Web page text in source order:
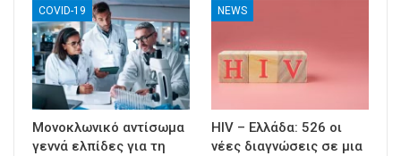
COVID-19
Μονοκλωνικό αντίσωμα
γεννά ελπίδες για τη
NEWS
HIV – Ελλάδα: 526 οι
νέες διαγνώσεις σε μια